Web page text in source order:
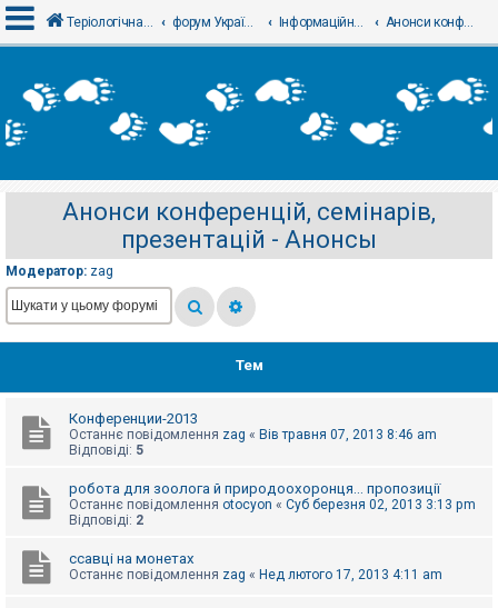
х
і
с
р
а
ц
і
Т
м
б
Теріологічна школа форум Українського теріологічного товариства Інформаційний відділ Анонси конференцій, семінарів, презентацій - Анонсы
Анонси конференцій, семінарів,
презентацій - Анонсы
Модератор: zag
Тем
Конференции-2013
Останнє повідомлення zag « Вів травня 07, 2013 8:46 am
Відповіді: 5
робота для зоолога й природоохоронця... пропозиції
Останнє повідомлення otocyon « Суб березня 02, 2013 3:13 pm
Відповіді: 2
ссавці на монетах
Останнє повідомлення zag « Нед лютого 17, 2013 4:11 am